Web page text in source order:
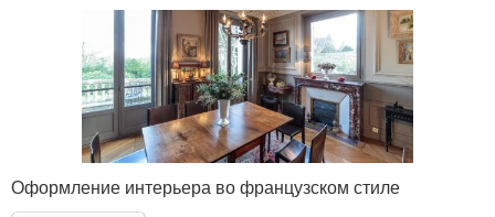
Оформление интерьера во французском стиле